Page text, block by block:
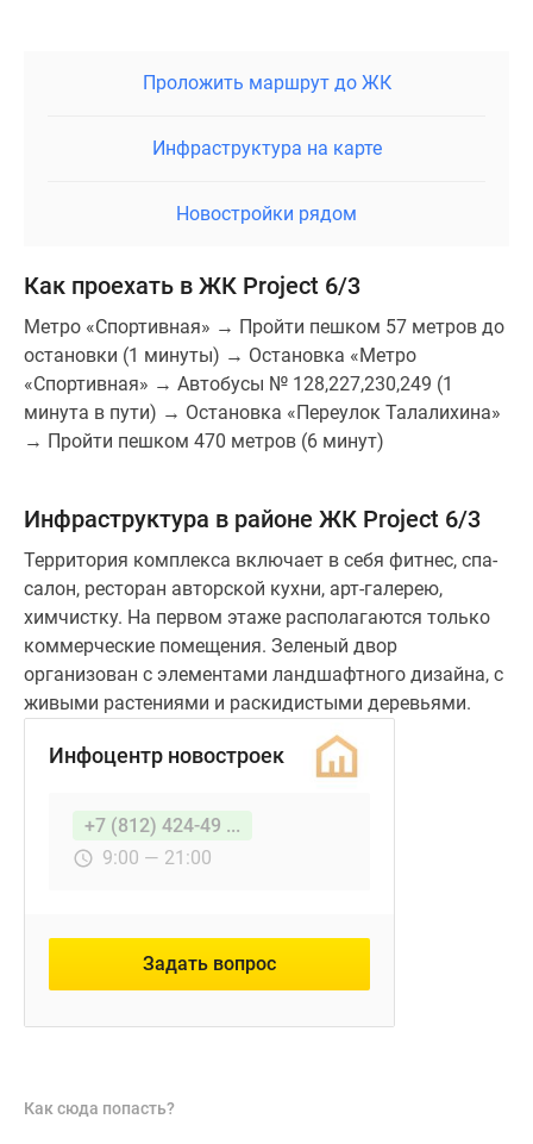
Проложить маршрут до ЖК
Инфраструктура на карте
Новостройки рядом
Как проехать в ЖК Project 6/3
Метро «Спортивная» → Пройти пешком 57 метров до
остановки (1 минуты) → Остановка «Метро
«Спортивная» → Автобусы № 128,227,230,249 (1
минута в пути) → Остановка «Переулок Талалихина»
→ Пройти пешком 470 метров (6 минут)
Инфраструктура в районе ЖК Project 6/3
Территория комплекса включает в себя фитнес, спа-
салон, ресторан авторской кухни, арт-галерею,
химчистку. На первом этаже располагаются только
коммерческие помещения. Зеленый двор
организован с элементами ландшафтного дизайна, с
живыми растениями и раскидистыми деревьями.
Инфоцентр новостроек
+7 (812) 424-49 ...
9:00 — 21:00
Задать вопрос
Как сюда попасть?